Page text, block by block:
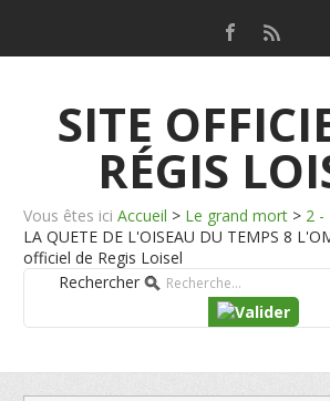
SITE
RÉGIS
Vous êtes ici Accueil > Le grand mort > 2 -
LA QUETE DE L'OISEAU DU TEMPS 8
officiel de Regis Loisel
Rechercher